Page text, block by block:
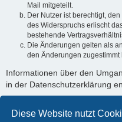
Diese Website nutzt
Mail mitgeteilt.
Der Nutzer ist berechtigt,
des Widerspruchs erlischt
bestehende
Die Änderungen gelten als
den Änderungen zugestimmt
Informationen über den
in der Datenschutzerklärung